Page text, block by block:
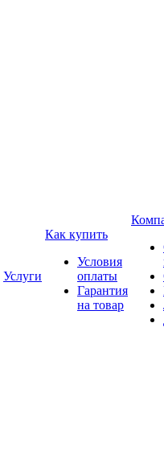
Услуги
Как купить
Условия
оплаты
Гарантия
на товар